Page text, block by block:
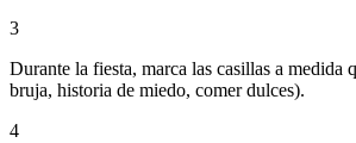
3
Durante la fiesta, marca las casillas a medida
bruja, historia de miedo, comer dulces).
4